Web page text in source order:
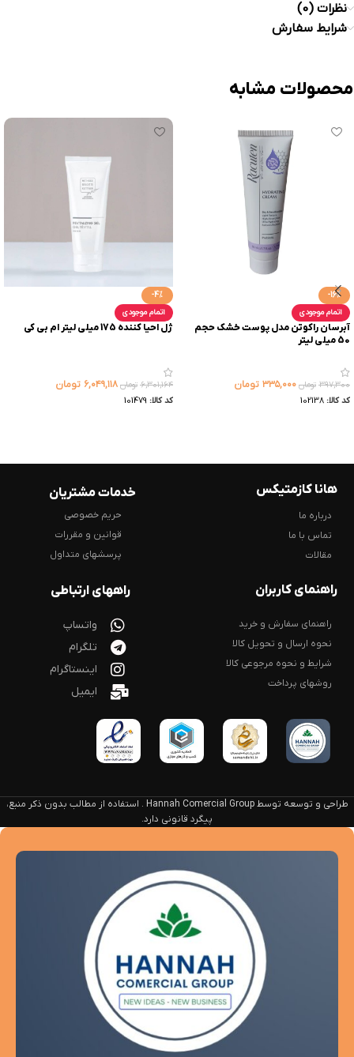
نظرات (0)
شرایط سفارش
محصولات مشابه
-16%
اتمام موجودی
آبرسان راکوتن مدل پوست خشک حجم
50 میلی لیتر
۳۹۷,۳۰۰ تومان ۳۳۵,۰۰۰ تومان
کد کالا: 102138
-4%
اتمام موجودی
ژل احیا کننده 175 میلی لیتر ام بی کی
۶,۳۰۱,۱۶۴ تومان ۶,۰۴۹,۱۱۸ تومان
کد کالا: 101479
هانا کازمتیکس
درباره ما
تماس با ما
مقالات
خدمات مشتریان
حریم خصوصی
قوانین و مقررات
پرسشهای متداول
راهنمای کاربران
راهنمای سفارش و خرید
نحوه ارسال و تحویل کالا
شرایط و نحوه مرجوعی کالا
روشهای پرداخت
راههای ارتباطی
واتساپ
تلگرام
اینستاگرام
ایمیل
طراحی و توسعه توسط Hannah Comercial Group . استفاده از مطالب بدون ذکر منبع،
پیگرد قانونی دارد.